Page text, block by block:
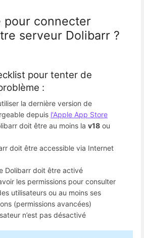
pour connecter
serveur Dolibarr ?
pour tenter de
:
la dernière version de
depuis l'Apple App Store
doit être au moins la v18 ou
doit être accessible via Internet
Dolibarr doit être activé
les permissions pour consulter
utilisateurs ou au moins ses
(permissions avancées)
n’est pas désactivé